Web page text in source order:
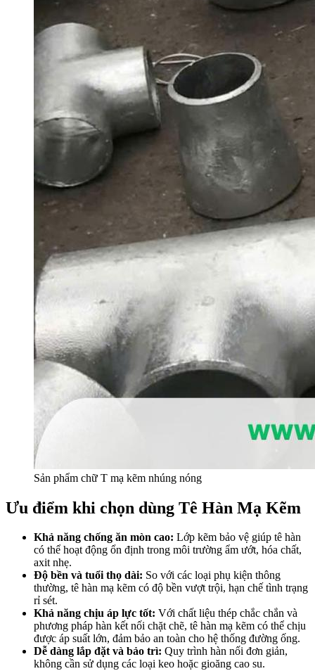
Sản phẩm chữ T mạ kẽm nhúng nóng
Ưu điểm khi chọn dùng Tê Hàn Mạ Kẽm
Khả năng chống ăn mòn cao: Lớp kẽm bảo vệ giúp tê hàn
có thể hoạt động ổn định trong môi trường ẩm ướt, hóa chất,
axit nhẹ.
Độ bền và tuổi thọ dài: So với các loại phụ kiện thông
thường, tê hàn mạ kẽm có độ bền vượt trội, hạn chế tình trạng
rỉ sét.
Khả năng chịu áp lực tốt: Với chất liệu thép chắc chắn và
phương pháp hàn kết nối chặt chẽ, tê hàn mạ kẽm có thể chịu
được áp suất lớn, đảm bảo an toàn cho hệ thống đường ống.
Dễ dàng lắp đặt và bảo trì: Quy trình hàn nối đơn giản,
không cần sử dụng các loại keo hoặc gioăng cao su.